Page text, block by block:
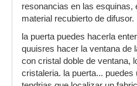
resonancias en las esquinas,
material recubierto de difusor.
la puerta puedes hacerla
quuisres hacer la ventana de
con cristal doble de ventana,
cristaleria. la puerta... puedes